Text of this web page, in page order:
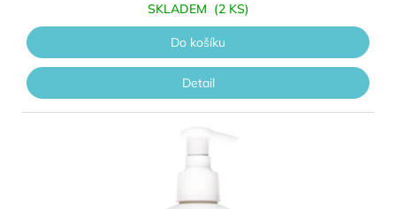
SKLADEM (2 KS)
Do košíku
Detail